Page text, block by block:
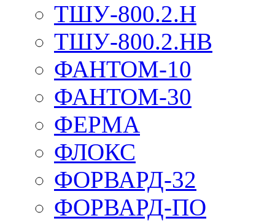
ТШУ-800.2.Н
ТШУ-800.2.НВ
ФАНТОМ-10
ФАНТОМ-30
ФЕРМА
ФЛОКС
ФОРВАРД-32
ФОРВАРД-ПО